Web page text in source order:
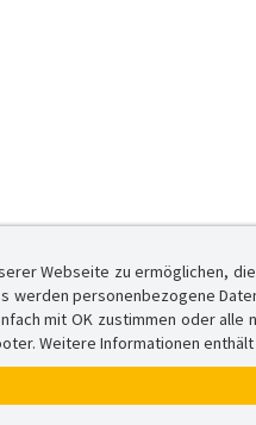
Webseite zu ermöglichen,
werden personenbezogene
mit OK zustimmen oder
Weitere Informationen